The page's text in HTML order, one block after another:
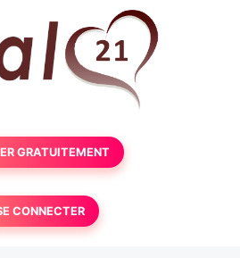
GRATUITEMENT
CONNECTER